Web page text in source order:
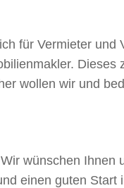
für Vermieter und
Dieses
wollen wir und
wünschen Ihnen
einen guten Start